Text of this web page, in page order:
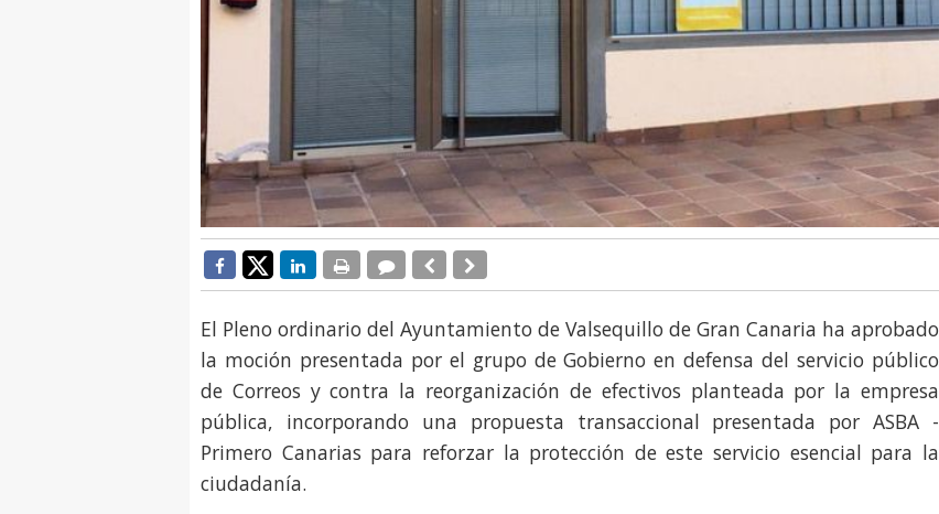
El Pleno ordinario del Ayuntamiento de Valsequillo de Gran Canaria ha aprobado
la moción presentada por el grupo de Gobierno en defensa del servicio público
de Correos y contra la reorganización de efectivos planteada por la empresa
pública, incorporando una propuesta transaccional presentada por ASBA -
Primero Canarias para reforzar la protección de este servicio esencial para la
ciudadanía.